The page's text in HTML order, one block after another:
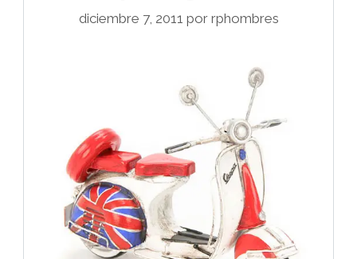
diciembre 7, 2011 por rphombres